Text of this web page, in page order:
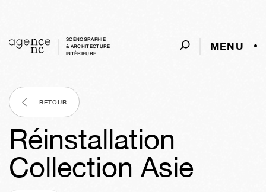
SCÉNOGRAPHIE
& ARCHITECTURE
INTÈRIEURE
MENU
RETOUR
Réinstallation
Collection Asie